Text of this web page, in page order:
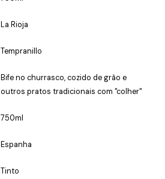
La Rioja
Tempranillo
Bife no churrasco, cozido de grão e
outros pratos tradicionais com "colher"
750ml
Espanha
Tinto